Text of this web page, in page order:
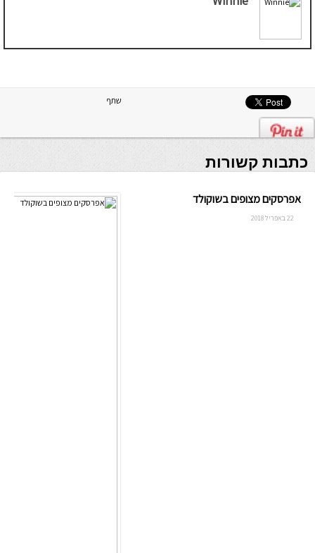
שתף
כתבות קשורות
אפרסקים מצופים בשוקולד
22 באפריל 2018